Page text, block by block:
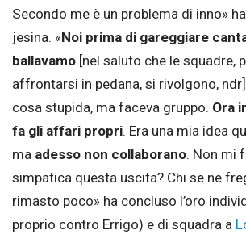
Secondo me è un problema di inno»
jesina. «Noi prima di gareggiare
ballavamo [nel saluto che le squadre,
affrontarsi in pedana, si rivolgono,
cosa stupida, ma faceva gruppo. Ora
fa gli affari propri. Era una mia idea
ma adesso non collaborano. Non mi
simpatica questa uscita? Chi se ne
rimasto poco» ha concluso l’oro
proprio contro Errigo) e di squadra a